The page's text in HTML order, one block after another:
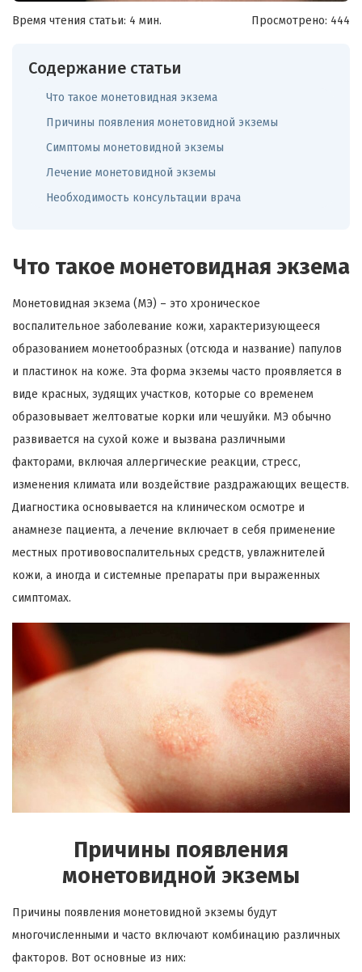
Время чтения статьи: 4 мин. Просмотрено: 444
Содержание статьи
Что такое монетовидная экзема
Причины появления монетовидной экземы
Симптомы монетовидной экземы
Лечение монетовидной экземы
Необходимость консультации врача
Что такое монетовидная экзема
Монетовидная экзема (МЭ) – это хроническое
воспалительное заболевание кожи, характеризующееся
образованием монетообразных (отсюда и название) папулов
и пластинок на коже. Эта форма экземы часто проявляется в
виде красных, зудящих участков, которые со временем
образовывает желтоватые корки или чешуйки. МЭ обычно
развивается на сухой коже и вызвана различными
факторами, включая аллергические реакции, стресс,
изменения климата или воздействие раздражающих веществ.
Диагностика основывается на клиническом осмотре и
анамнезе пациента, а лечение включает в себя применение
местных противовоспалительных средств, увлажнителей
кожи, а иногда и системные препараты при выраженных
симптомах.
Причины появления
монетовидной экземы
Причины появления монетовидной экземы будут
многочисленными и часто включают комбинацию различных
факторов. Вот основные из них: